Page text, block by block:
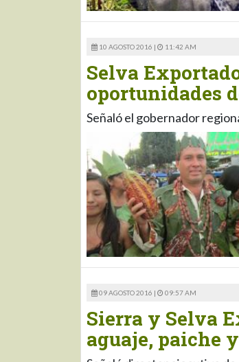
10 AGOSTO 2016 | 11:42 AM
Selva
oportunidades
Señaló el gobernador
09 AGOSTO 2016 | 09:57 AM
Sierra y Selva
aguaje, paiche